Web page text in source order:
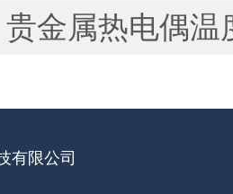
贵金属热电偶温
有限公司